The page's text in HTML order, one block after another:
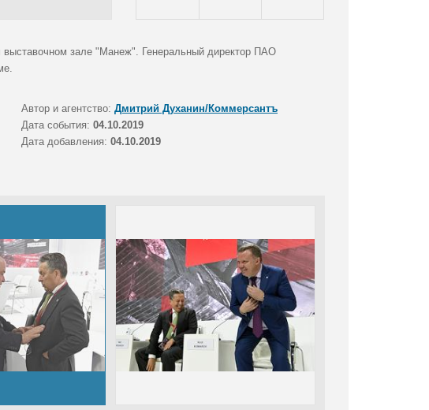
выставочном зале "Манеж". Генеральный директор ПАО
Автор и агентство: Дмитрий Духанин/Коммерсантъ
Дата события: 04.10.2019
Дата добавления: 04.10.2019